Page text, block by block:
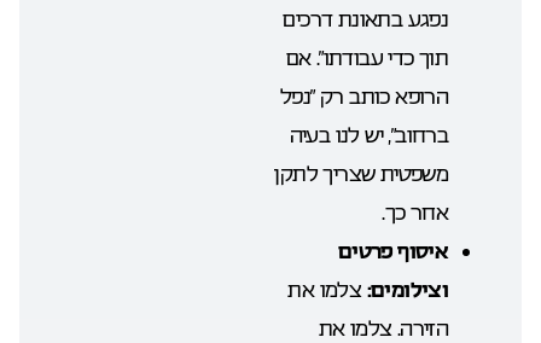
נפגע בתאונת דרכים
תוך כדי עבודתו”. אם
הרופא כותב רק “נפל
ברחוב”, יש לנו בעיה
משפטית שצריך לתקן
אחר כך.
איסוף פרטים
וצילומים: צלמו את
הזירה. צלמו את